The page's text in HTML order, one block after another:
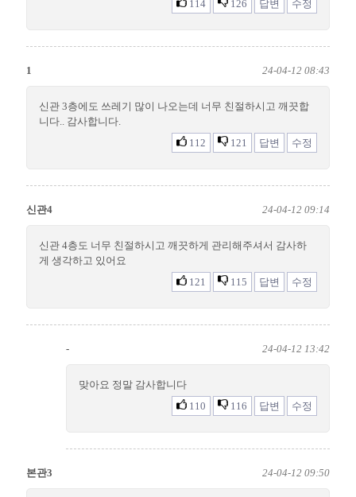
114
126 답변 수정
1 24-04-12 08:43
신관 3층에도 쓰레기 많이 나오는데 너무 친절하시고 깨끗합
니다.. 감사합니다.
112
121 답변 수정
신관4 24-04-12 09:14
신관 4층도 너무 친절하시고 깨끗하게 관리해주셔서 감사하
게 생각하고 있어요
121
115 답변 수정
- 24-04-12 13:42
맞아요 정말 감사합니다
110
116 답변 수정
본관3 24-04-12 09:50